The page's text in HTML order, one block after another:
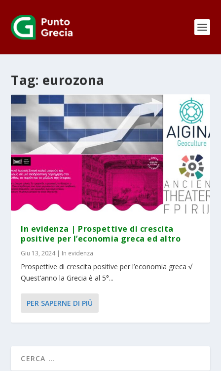
Tag: eurozona
In evidenza | Prospettive di crescita
positive per l’economia greca ed altro
Giu 13, 2024| In evidenza
Prospettive di crescita positive per l’economia greca √
Quest’anno la Grecia è al 5°...
PER SAPERNE DI PIÙ